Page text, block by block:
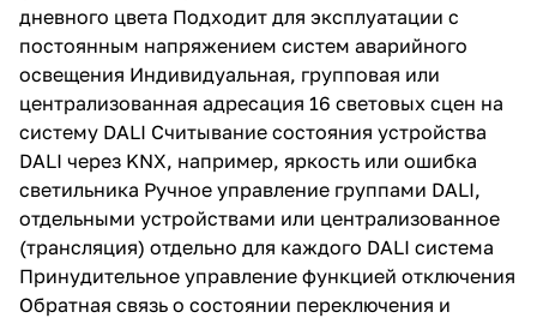
дневного цвета Подходит для эксплуатации с
постоянным напряжением систем аварийного
освещения Индивидуальная, групповая или
централизованная адресация 16 световых сцен на
систему DALI Считывание состояния устройства
DALI через KNX, например, яркость или ошибка
светильника Ручное управление группами DALI,
отдельными устройствами или централизованное
(трансляция) отдельно для каждого DALI система
Принудительное управление функцией отключения
Обратная связь о состоянии переключения и